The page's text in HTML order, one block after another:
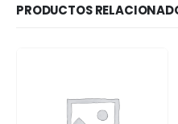
PRODUCTOS